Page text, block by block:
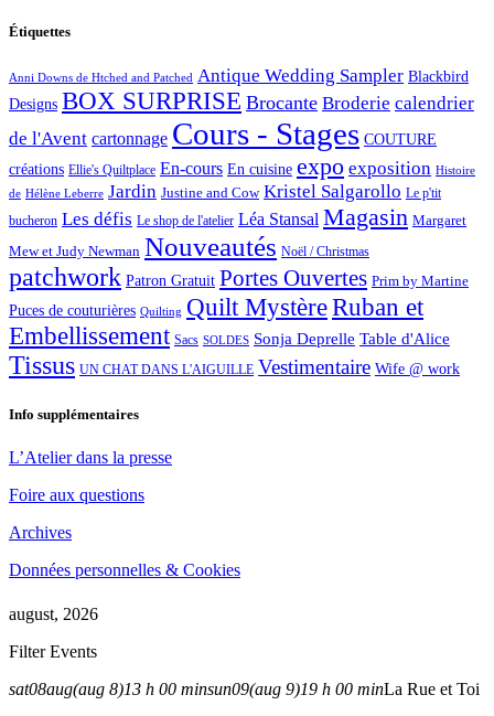
Étiquettes
Anni Downs de Htched and Patched Antique Wedding Sampler Blackbird
Designs BOX SURPRISE Brocante Broderie calendrier
de l'Avent cartonnage Cours - Stages COUTURE
créations Ellie's Quiltplace En-cours En cuisine expo exposition Histoire
de Hélène Leberre Jardin Justine and Cow Kristel Salgarollo Le p'tit
bucheron Les défis Le shop de l'atelier Léa Stansal Magasin Margaret
Mew et Judy Newman Nouveautés Noël / Christmas
patchwork Patron Gratuit Portes Ouvertes Prim by Martine
Puces de couturières Quilting Quilt MystèreRuban et
Embellissement Sacs SOLDES Sonja Deprelle Table d'Alice
Tissus UN CHAT DANS L'AIGUILLE Vestimentaire Wife @ work
Info supplémentaires
L’Atelier dans la presse
Foire aux questions
Archives
Données personnelles & Cookies
august, 2026
Filter Events
sat08aug(aug 8)13 h 00 minsun09(aug 9)19 h 00 minLa Rue et Toi